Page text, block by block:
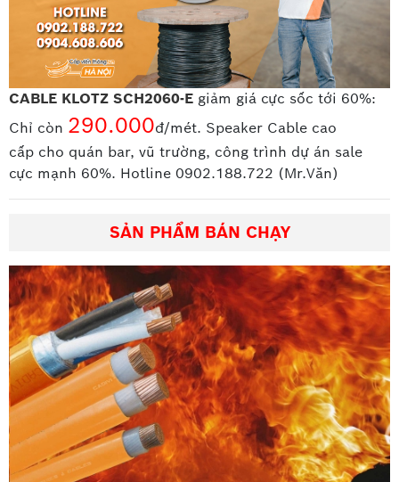
CABLE KLOTZ SCH2060-E giảm giá cực sốc tới 60%:
Chỉ còn 290.000đ/mét. Speaker Cable cao
cấp cho quán bar, vũ trường, công trình dự án sale
cực mạnh 60%. Hotline 0902.188.722 (Mr.Văn)
SẢN PHẨM BÁN CHẠY